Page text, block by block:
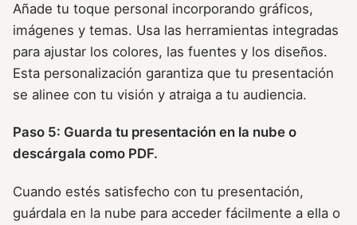
Añade tu toque personal incorporando gráficos,
imágenes y temas. Usa las herramientas integradas
para ajustar los colores, las fuentes y los diseños.
Esta personalización garantiza que tu presentación
se alinee con tu visión y atraiga a tu audiencia.
Paso 5: Guarda tu presentación en la nube o
descárgala como PDF.
Cuando estés satisfecho con tu presentación,
guárdala en la nube para acceder fácilmente a ella o